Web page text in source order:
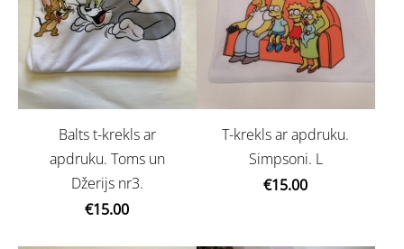
Balts t-krekls ar
apdruku. Toms un
Džerijs nr3.
€15.00
T-krekls ar apdruku.
Simpsoni. L
€15.00